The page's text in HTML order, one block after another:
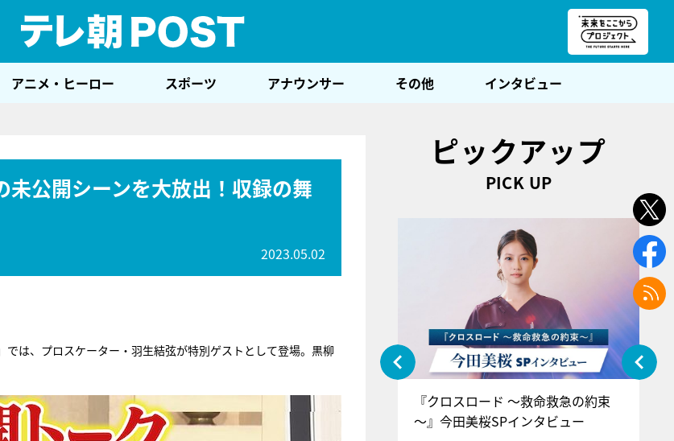
アニメ・ヒーロー スポーツ アナウンサー その他 インタビュー
公開シーンを大放出！収録の舞
2023.05.02
は、プロスケーター・羽生結弦が特別ゲストとして登場。黒柳
ピックアップ
PICK UP
『アイ＝ラブ！げーみんぐ』＝LOV
E齋藤樹愛羅＆佐々木舞香SPインタ
『クロスロード ～救命救急の約束
～』今田美桜SPインタビュー